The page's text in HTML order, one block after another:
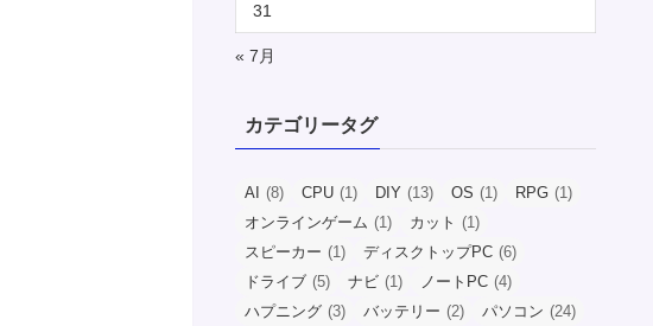
31
« 7月
カテゴリータグ
AI (8) CPU (1) DIY (13) OS (1) RPG (1)
オンラインゲーム (1) カット (1)
スピーカー (1) ディスクトップPC (6)
ドライブ (5) ナビ (1) ノートPC (4)
ハプニング (3) バッテリー (2) パソコン (24)